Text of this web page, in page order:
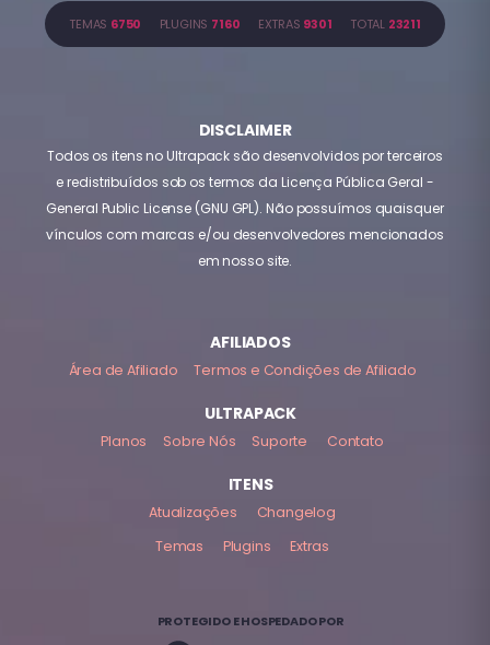
TEMAS 6750 PLUGINS 7160 EXTRAS 9301 TOTAL 23211
DISCLAIMER
Todos os itens no Ultrapack são desenvolvidos por terceiros
e redistribuídos sob os termos da Licença Pública Geral -
General Public License (GNU GPL). Não possuímos quaisquer
vínculos com marcas e/ou desenvolvedores mencionados
em nosso site.
AFILIADOS
Área de Afiliado Termos e Condições de Afiliado
ULTRAPACK
Planos Sobre Nós Suporte Contato
ITENS
Atualizações
Changelog
Temas
Plugins Extras
PROTEGIDO E HOSPEDADO POR